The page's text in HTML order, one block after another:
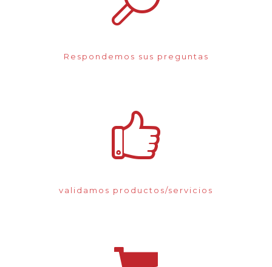
Respondemos sus preguntas
validamos productos/servicios